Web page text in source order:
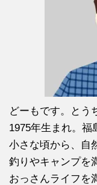
どーもです。とう
1975年生まれ。福
小さな頃から、自
釣りやキャンプを
おっさんライフを